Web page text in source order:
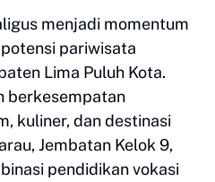
menjadi momentum
pariwisata
Lima Puluh Kota.
berkesempatan
kuliner, dan destinasi
Jembatan Kelok 9,
pendidikan vokasi